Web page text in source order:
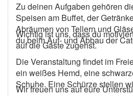
Zu deinen Aufgaben gehören
Speisen am Buffet, der
Abräumen von Tellern und
du beim Auf- und Abbau der
Wichtig ist uns, dass du
auf die Gäste zugehst.
Die Veranstaltung findet im
ein weißes Hemd, eine
Schuhe. Eine Schürze stellen
Wir freuen uns auf eure